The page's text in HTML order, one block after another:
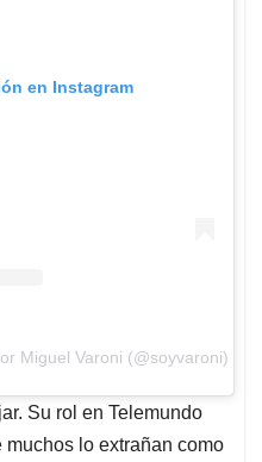
en Instagram
Miguel Varoni (@soyvaroni)
Su rol en Telemundo
lo extrañan como